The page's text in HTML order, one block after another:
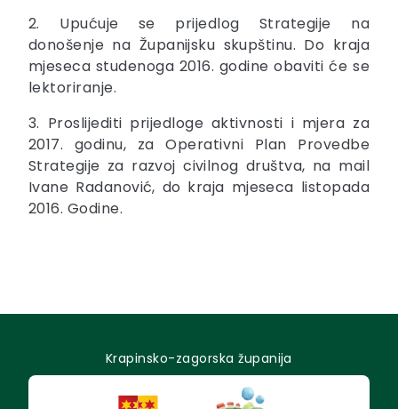
2. Upućuje se prijedlog Strategije na
donošenje na Županijsku skupštinu. Do kraja
mjeseca studenoga 2016. godine obaviti će se
lektoriranje.
3. Proslijediti prijedloge aktivnosti i mjera za
2017. godinu, za Operativni Plan Provedbe
Strategije za razvoj civilnog društva, na mail
Ivane Radanović, do kraja mjeseca listopada
2016. Godine.
Krapinsko-zagorska županija